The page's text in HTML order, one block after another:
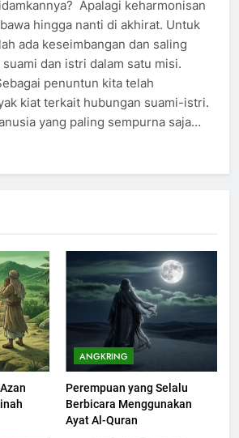
ANGKRING
Perempuan yang Selalu
Berbicara Menggunakan
Ayat Al-Quran
Khutbah Idul Fitri di Rumah
KHUTBAH
Khutbah jumat: Sejarah
Seebagai Pembangkit Jiwa
Apalagi keharmonisan
hingga nanti di akhirat. Untuk
ada keseimbangan dan saling
dan istri dalam satu misi.
penuntun kita telah
kiat terkait hubungan suami-istri.
yang paling sempurna saja…